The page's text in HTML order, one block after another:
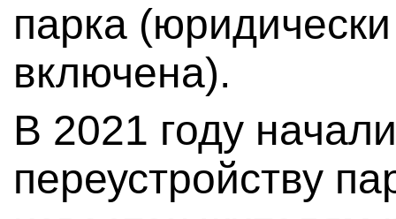
парка
включена).
В 2021 году
переустройству